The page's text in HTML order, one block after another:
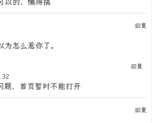
以的，懒得搞
回复
怎么惹你了。
回复
题，首页暂时不能打开
回复